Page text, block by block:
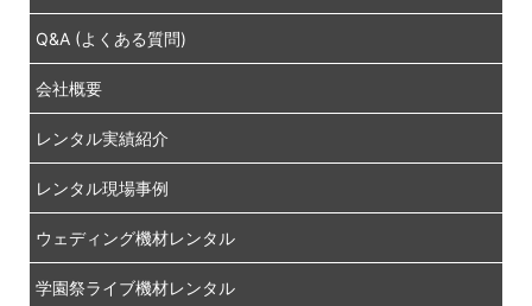
Q&A (よくある質問)
会社概要
レンタル実績紹介
レンタル現場事例
ウェディング機材レンタル
学園祭ライブ機材レンタル